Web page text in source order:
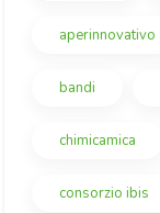
aperinnovativo
bandi
chimicamica
consorzio ibis